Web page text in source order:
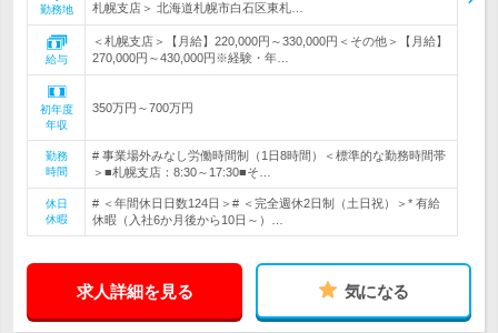
勤務地
札幌支店＞ 北海道札幌市白石区東札…
給与
＜札幌支店＞【月給】220,000円～330,000円＜その他＞【月給】
270,000円～430,000円※経験・年…
初年度
年収
350万円～700万円
勤務
時間
# 事業場外みなし労働時間制（1日8時間）＜標準的な勤務時間帯
＞■札幌支店：8:30～17:30■そ…
休日
休暇
# ＜年間休日日数124日＞# ＜完全週休2日制（土日祝）＞* 有給
休暇（入社6か月後から10日～）…
求人詳細を見る 気になる